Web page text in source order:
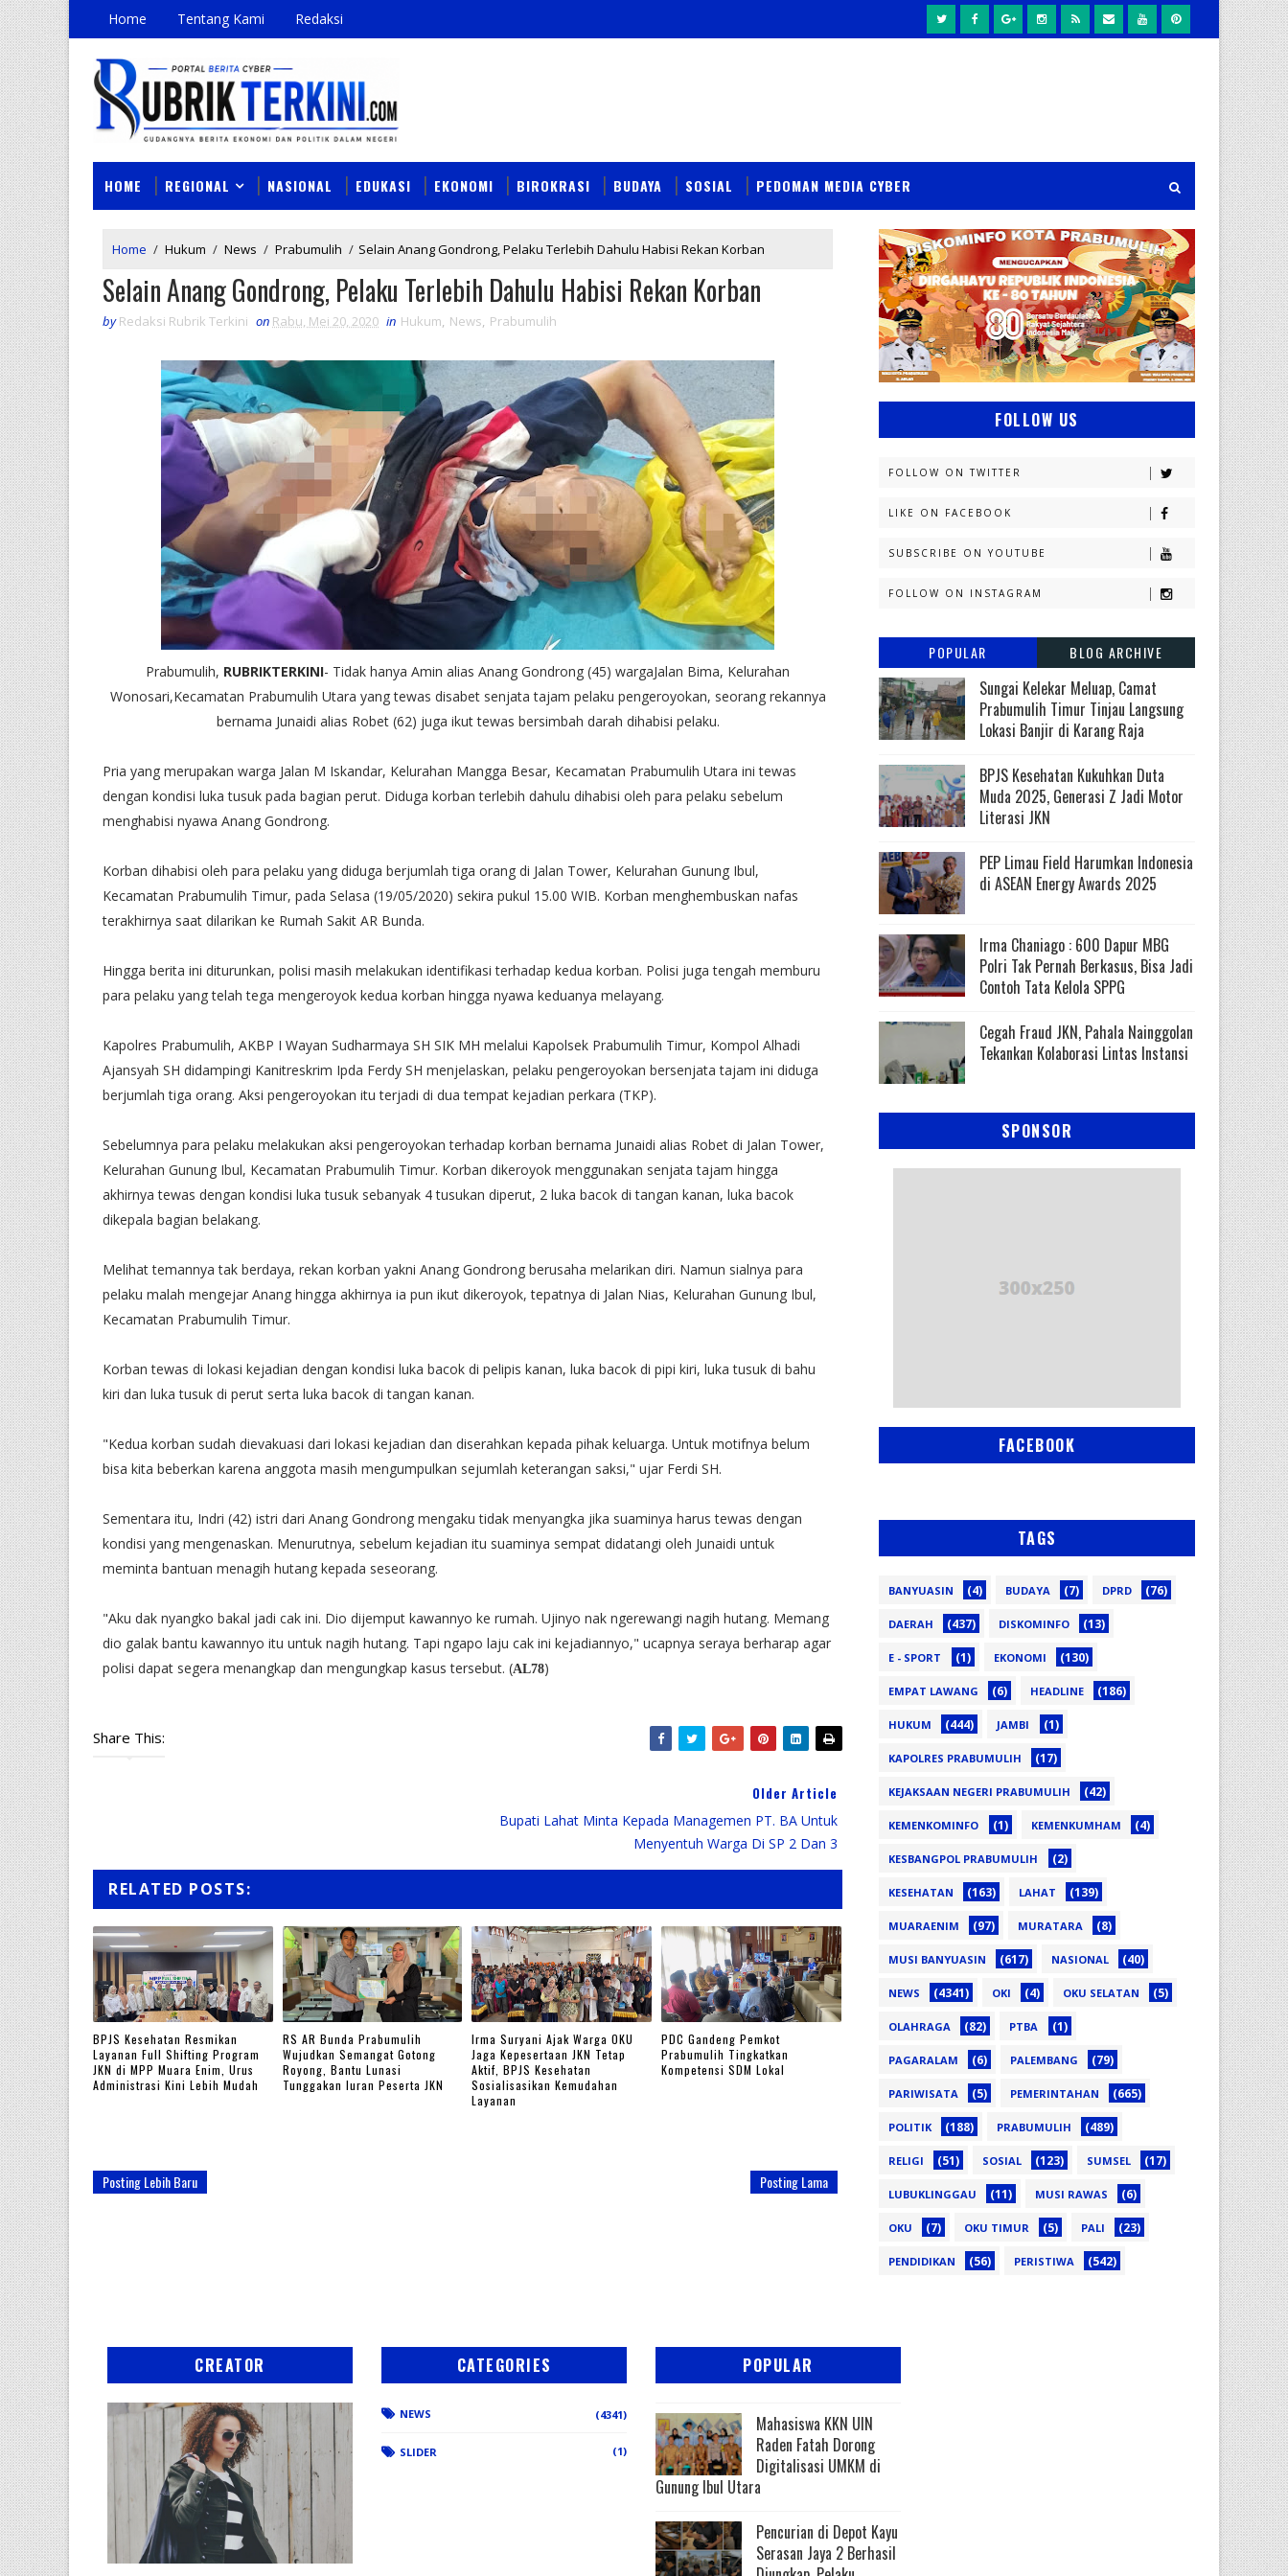
Home Tentang Kami Redaksi
HOME REGIONAL NASIONAL EDUKASI EKONOMI BIROKRASI BUDAYA SOSIAL PEDOMAN MEDIA CYBER
Home / Hukum / News / Prabumulih / Selain Anang Gondrong, Pelaku Terlebih Dahulu Habisi Rekan Korban
Selain Anang Gondrong, Pelaku Terlebih Dahulu Habisi Rekan Korban
by Redaksi Rubrik Terkini on Rabu, Mei 20, 2020 in Hukum, News, Prabumulih
Prabumulih, RUBRIKTERKINI- Tidak hanya Amin alias Anang Gondrong (45) wargaJalan Bima, Kelurahan
Wonosari,Kecamatan Prabumulih Utara yang tewas disabet senjata tajam pelaku pengeroyokan, seorang rekannya
bernama Junaidi alias Robet (62) juga ikut tewas bersimbah darah dihabisi pelaku.
Pria yang merupakan warga Jalan M Iskandar, Kelurahan Mangga Besar, Kecamatan Prabumulih Utara ini tewas
dengan kondisi luka tusuk pada bagian perut. Diduga korban terlebih dahulu dihabisi oleh para pelaku sebelum
menghabisi nyawa Anang Gondrong.
Korban dihabisi oleh para pelaku yang diduga berjumlah tiga orang di Jalan Tower, Kelurahan Gunung Ibul,
Kecamatan Prabumulih Timur, pada Selasa (19/05/2020) sekira pukul 15.00 WIB. Korban menghembuskan nafas
terakhirnya saat dilarikan ke Rumah Sakit AR Bunda.
Hingga berita ini diturunkan, polisi masih melakukan identifikasi terhadap kedua korban. Polisi juga tengah memburu
para pelaku yang telah tega mengeroyok kedua korban hingga nyawa keduanya melayang.
Kapolres Prabumulih, AKBP I Wayan Sudharmaya SH SIK MH melalui Kapolsek Prabumulih Timur, Kompol Alhadi
Ajansyah SH didampingi Kanitreskrim Ipda Ferdy SH menjelaskan, pelaku pengeroyokan bersenjata tajam ini diduga
berjumlah tiga orang. Aksi pengeroyokan itu terjadi di dua tempat kejadian perkara (TKP).
Sebelumnya para pelaku melakukan aksi pengeroyokan terhadap korban bernama Junaidi alias Robet di Jalan Tower,
Kelurahan Gunung Ibul, Kecamatan Prabumulih Timur. Korban dikeroyok menggunakan senjata tajam hingga
akhirnya tewas dengan kondisi luka tusuk sebanyak 4 tusukan diperut, 2 luka bacok di tangan kanan, luka bacok
dikepala bagian belakang.
Melihat temannya tak berdaya, rekan korban yakni Anang Gondrong berusaha melarikan diri. Namun sialnya para
pelaku malah mengejar Anang hingga akhirnya ia pun ikut dikeroyok, tepatnya di Jalan Nias, Kelurahan Gunung Ibul,
Kecamatan Prabumulih Timur.
Korban tewas di lokasi kejadian dengan kondisi luka bacok di pelipis kanan, luka bacok di pipi kiri, luka tusuk di bahu
kiri dan luka tusuk di perut serta luka bacok di tangan kanan.
"Kedua korban sudah dievakuasi dari lokasi kejadian dan diserahkan kepada pihak keluarga. Untuk motifnya belum
bisa kita beberkan karena anggota masih mengumpulkan sejumlah keterangan saksi," ujar Ferdi SH.
Sementara itu, Indri (42) istri dari Anang Gondrong mengaku tidak menyangka jika suaminya harus tewas dengan
kondisi yang mengenaskan. Menurutnya, sebelum kejadian itu suaminya sempat didatangi oleh Junaidi untuk
meminta bantuan menagih hutang kepada seseorang.
"Aku dak nyangko bakal jadi cak ini. Dio dijemput kawannyo ke rumah. Ujinyo nak ngerewangi nagih hutang. Memang
dio galak bantu kawannyo itu untuk nagih hutang. Tapi ngapo laju cak ini kejadiannyo," ucapnya seraya berharap agar
polisi dapat segera menangkap dan mengungkap kasus tersebut. (AL78)
Share This:
Older Article
Bupati Lahat Minta Kepada Managemen PT. BA Untuk
Menyentuh Warga Di SP 2 Dan 3
RELATED POSTS:
BPJS Kesehatan Resmikan
Layanan Full Shifting Program
JKN di MPP Muara Enim, Urus
Administrasi Kini Lebih Mudah
RS AR Bunda Prabumulih
Wujudkan Semangat Gotong
Royong, Bantu Lunasi
Tunggakan Iuran Peserta JKN
Irma Suryani Ajak Warga OKU
Jaga Kepesertaan JKN Tetap
Aktif, BPJS Kesehatan
Sosialisasikan Kemudahan
Layanan
PDC Gandeng Pemkot
Prabumulih Tingkatkan
Kompetensi SDM Lokal
Posting Lebih Baru Posting Lama
FOLLOW US
FOLLOW ON TWITTER
LIKE ON FACEBOOK
SUBSCRIBE ON YOUTUBE
FOLLOW ON INSTAGRAM
POPULAR BLOG ARCHIVE
Sungai Kelekar Meluap, Camat
Prabumulih Timur Tinjau Langsung
Lokasi Banjir di Karang Raja
BPJS Kesehatan Kukuhkan Duta
Muda 2025, Generasi Z Jadi Motor
Literasi JKN
PEP Limau Field Harumkan Indonesia
di ASEAN Energy Awards 2025
Irma Chaniago : 600 Dapur MBG
Polri Tak Pernah Berkasus, Bisa Jadi
Contoh Tata Kelola SPPG
Cegah Fraud JKN, Pahala Nainggolan
Tekankan Kolaborasi Lintas Instansi
SPONSOR
FACEBOOK
TAGS
BANYUASIN (4) BUDAYA (7) DPRD (76)
DAERAH (437) DISKOMINFO (13)
E - SPORT (1) EKONOMI (130)
EMPAT LAWANG (6) HEADLINE (186)
HUKUM (444) JAMBI (1)
KAPOLRES PRABUMULIH (17)
KEJAKSAAN NEGERI PRABUMULIH (42)
KEMENKOMINFO (1) KEMENKUMHAM (4)
KESBANGPOL PRABUMULIH (2)
KESEHATAN (163) LAHAT (139)
MUARAENIM (97) MURATARA (8)
MUSI BANYUASIN (617) NASIONAL (40)
NEWS (4341) OKI (4) OKU SELATAN (5)
OLAHRAGA (82) PTBA (1)
PAGARALAM (6) PALEMBANG (79)
PARIWISATA (5) PEMERINTAHAN (665)
POLITIK (188) PRABUMULIH (489)
RELIGI (51) SOSIAL (123) SUMSEL (17)
LUBUKLINGGAU (11) MUSI RAWAS (6)
OKU (7) OKU TIMUR (5) PALI (23)
PENDIDIKAN (56) PERISTIWA (542)
CREATOR CATEGORIES
NEWS (4341)
SLIDER (1)
POPULAR
Mahasiswa KKN UIN
Raden Fatah Dorong
Digitalisasi UMKM di
Gunung Ibul Utara
Pencurian di Depot Kayu
Serasan Jaya 2 Berhasil